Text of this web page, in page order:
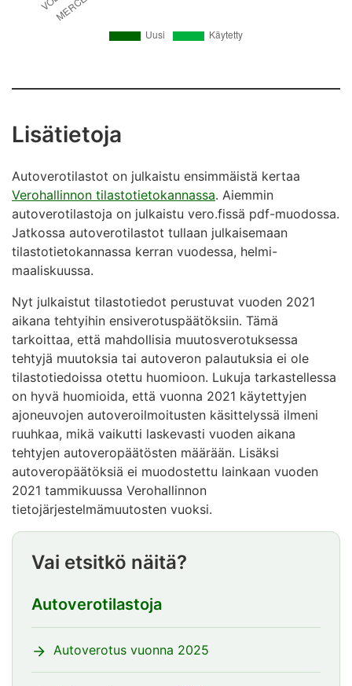
Lisätietoja
Autoverotilastot on julkaistu ensimmäistä kertaa
Verohallinnon tilastotietokannassa. Aiemmin
autoverotilastoja on julkaistu vero.fissä pdf-muodossa.
Jatkossa autoverotilastot tullaan julkaisemaan
tilastotietokannassa kerran vuodessa, helmi-
maaliskuussa.
Nyt julkaistut tilastotiedot perustuvat vuoden 2021
aikana tehtyihin ensiverotuspäätöksiin. Tämä
tarkoittaa, että mahdollisia muutosverotuksessa
tehtyjä muutoksia tai autoveron palautuksia ei ole
tilastotiedoissa otettu huomioon. Lukuja tarkastellessa
on hyvä huomioida, että vuonna 2021 käytettyjen
ajoneuvojen autoveroilmoitusten käsittelyssä ilmeni
ruuhkaa, mikä vaikutti laskevasti vuoden aikana
tehtyjen autoveropäätösten määrään. Lisäksi
autoveropäätöksiä ei muodostettu lainkaan vuoden
2021 tammikuussa Verohallinnon
tietojärjestelmämuutosten vuoksi.
Vai etsitkö näitä?
Autoverotilastoja
Autoverotus vuonna 2025